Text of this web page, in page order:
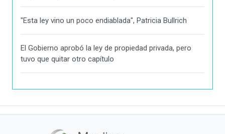
"Esta ley vino un poco endiablada", Patricia Bullrich
El Gobierno aprobó la ley de propiedad privada, pero
tuvo que quitar otro capítulo